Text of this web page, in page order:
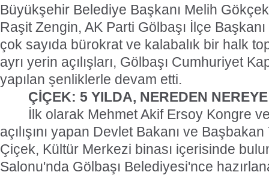
Büyükşehir Belediye Başkanı Melih
Raşit Zengin, AK Parti Gölbaşı İlçe
çok sayıda bürokrat ve kalabalık bir halk
ayrı yerin açılışları, Gölbaşı Cumhuriyet
yapılan şenliklerle devam etti.
ÇİÇEK: 5 YILDA, NEREDEN NEREYE
İlk olarak Mehmet Akif Ersoy Kongre
açılışını yapan Devlet Bakanı ve Başbakan
Çiçek, Kültür Merkezi binası içerisinde
Salonu'nda Gölbaşı Belediyesi'nce